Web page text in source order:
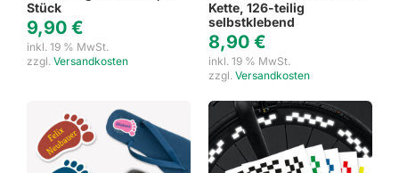
Stück
9,90 €
inkl. 19 % MwSt.
zzgl. Versandkosten
Kette, 126-teilig
selbstklebend
8,90 €
inkl. 19 % MwSt.
zzgl. Versandkosten